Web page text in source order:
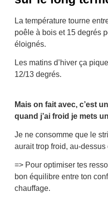
La température tourne
poêle à bois et 15 degrés
éloignés.
Les matins d’hiver ça
12/13 degrés.
Mais on fait avec, c’est
quand j’ai froid je mets
Je ne consomme que le
aurait trop froid, au-
=> Pour optimiser tes
bon équilibre entre ton
chauffage.